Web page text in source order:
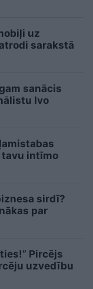
uz
sarakstā
sanācis
Ivo
tavu intīmo
sirdī?
par
Pircējs
uzvedību